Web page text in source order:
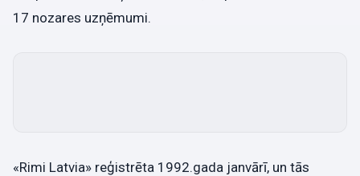
17 nozares uzņēmumi.
«Rimi Latvia» reģistrēta 1992.gada janvārī, un tās